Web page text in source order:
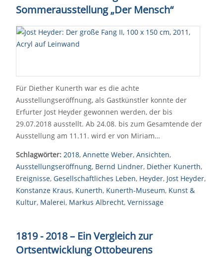
Sommerausstellung „Der Mensch“
Für Diether Kunerth war es die achte
Ausstellungseröffnung, als Gastkünstler konnte der
Erfurter Jost Heyder gewonnen werden, der bis
29.07.2018 ausstellt. Ab 24.08. bis zum Gesamtende der
Ausstellung am 11.11. wird er von Miriam…
Schlagwörter: 2018, Annette Weber, Ansichten,
Ausstellungseröffnung, Bernd Lindner, Diether Kunerth,
Ereignisse, Gesellschaftliches Leben, Heyder, Jost Heyder,
Konstanze Kraus, Kunerth, Kunerth-Museum, Kunst &
Kultur, Malerei, Markus Albrecht, Vernissage
1819 - 2018 – Ein Vergleich zur
Ortsentwicklung Ottobeurens